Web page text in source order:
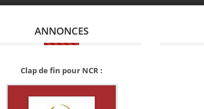
ANNONCES
Clap de fin pour NCR :